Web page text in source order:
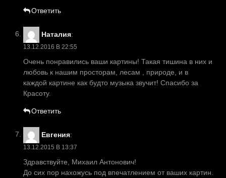
Ответить
Наталия:
13.12.2016 В 22:55
Очень понравились ваши картины! Такая тишина в них и
любовь к нашим просторам, лесам , природе, и в
каждой картине как будто музыка звучит! Спасибо за
Красоту.
Ответить
Евгения:
13.12.2015 В 13:37
Здравствуйте, Михаил Антонович!
До сих пор нахожусь под впечатлением от ваших картин.